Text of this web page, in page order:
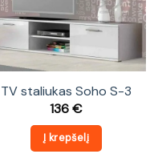
TV staliukas Soho S-3
136€
Į krepšelį